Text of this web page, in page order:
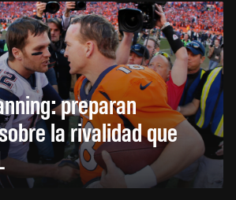
preparan
la rivalidad que